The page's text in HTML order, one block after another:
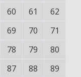
60 61
62
69 70
71
78 79
80
87 88
89